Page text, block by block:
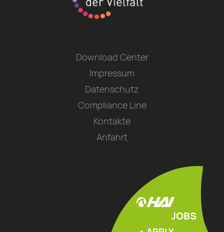
JOBS
Download Center
Impressum
Datenschutz
Compliance Line
Kontakte
Anfahrt